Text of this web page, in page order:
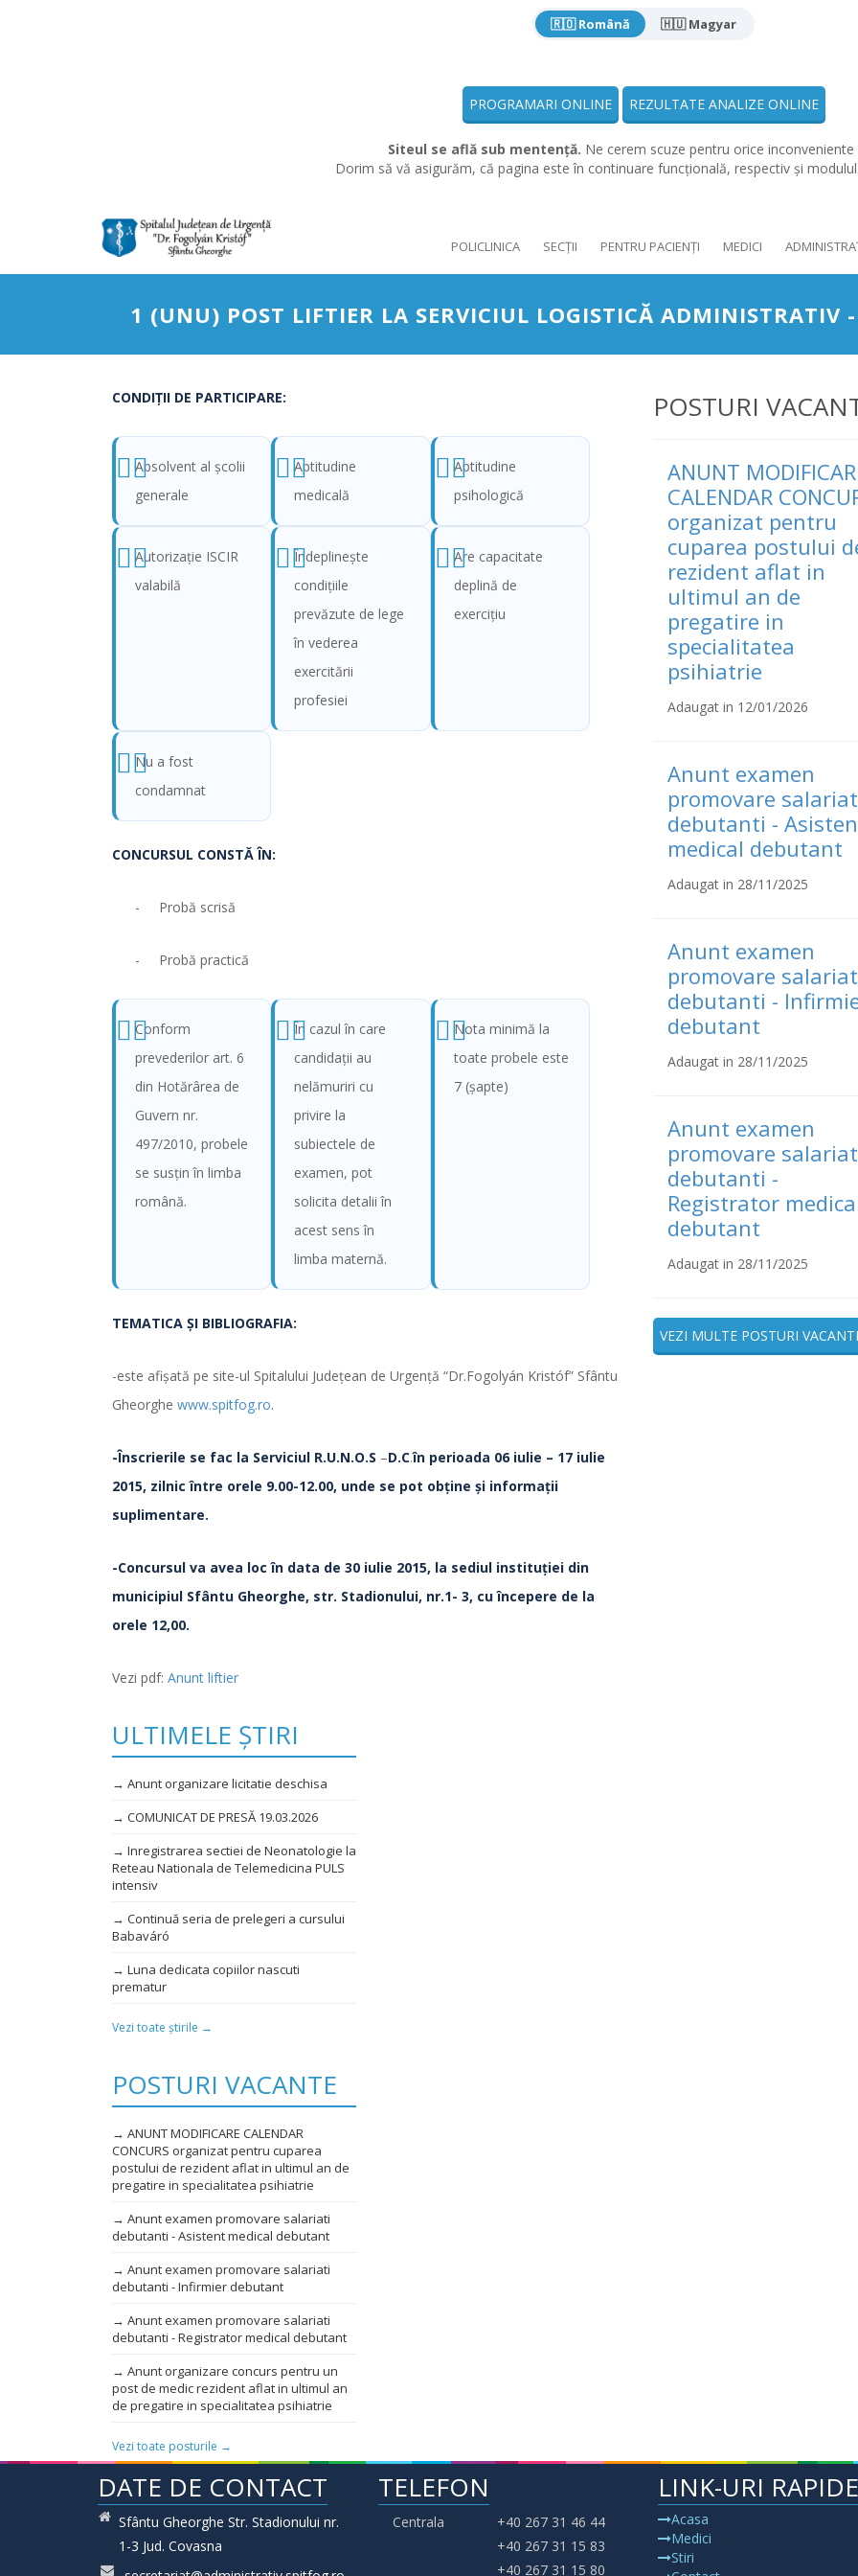
🇷🇴 Română 🇭🇺 Magyar
PROGRAMARI ONLINE REZULTATE ANALIZE ONLINE
Siteul se află sub mentență. Ne cerem scuze pentru orice inconveniente
Dorim să vă asigurăm, că pagina este în continuare funcțională, respectiv și
POLICLINICA SECȚII PENTRU PACIENȚI MEDICI
1 (UNU) POST LIFTIER LA SERVICIUL LOGISTICĂ ADMINISTRATIV
CONDIŢII DE PARTICIPARE:
Absolvent al şcolii
generale
Aptitudine
medicală
Aptitudine
psihologică
Autorizație ISCIR
valabilă
Îndeplineşte
condiţiile
prevăzute de lege
în vederea
exercitării
profesiei
Are capacitate
deplină de
exerciţiu
Nu a fost
condamnat
CONCURSUL CONSTĂ ÎN:
- Probă scrisă
- Probă practică
Conform
prevederilor art. 6
din Hotărârea de
Guvern nr.
497/2010, probele
se susţin în limba
română.
În cazul în care
candidaţii au
nelămuriri cu
privire la
subiectele de
examen, pot
solicita detalii în
acest sens în
limba maternă.
Nota minimă la
toate probele este
7 (şapte)
TEMATICA ŞI BIBLIOGRAFIA:
-este afişată pe site-ul Spitalului Judeţean de Urgenţă “Dr.Fogolyán Kristóf” Sfântu
Gheorghe www.spitfog.ro.
-Înscrierile se fac la Serviciul R.U.N.O.S –D.C.în perioada 06 iulie – 17 iulie
2015, zilnic între orele 9.00-12.00, unde se pot obţine şi informaţii
suplimentare.
-Concursul va avea loc în data de 30 iulie 2015, la sediul instituţiei din
municipiul Sfântu Gheorghe, str. Stadionului, nr.1- 3, cu începere de la
orele 12,00.
Vezi pdf: Anunt liftier
POSTURI
ANUNT
CALENDAR
organizat pentru
cuparea postului
rezident aflat in
ultimul an de
pregatire in
specialitatea
psihiatrie
Adaugat in 12/01/2026
Anunt examen
promovare
debutanti -
medical debutant
Adaugat in 28/11/2025
Anunt examen
promovare
debutanti -
debutant
Adaugat in 28/11/2025
Anunt examen
promovare
debutanti -
Registrator
debutant
Adaugat in 28/11/2025
VEZI MULTE POSTURI
ULTIMELE ȘTIRI
→ Anunt organizare licitatie deschisa
→ COMUNICAT DE PRESĂ 19.03.2026
→ Inregistrarea sectiei de Neonatologie la
Reteau Nationala de Telemedicina PULS
intensiv
→ Continuă seria de prelegeri a cursului
Babaváró
→ Luna dedicata copiilor nascuti
prematur
Vezi toate știrile →
POSTURI VACANTE
→ ANUNT MODIFICARE CALENDAR
CONCURS organizat pentru cuparea
postului de rezident aflat in ultimul an de
pregatire in specialitatea psihiatrie
→ Anunt examen promovare salariati
debutanti - Asistent medical debutant
→ Anunt examen promovare salariati
debutanti - Infirmier debutant
→ Anunt examen promovare salariati
debutanti - Registrator medical debutant
→ Anunt organizare concurs pentru un
post de medic rezident aflat in ultimul an
de pregatire in specialitatea psihiatrie
Vezi toate posturile →
DATE DE CONTACT
Sfântu Gheorghe Str. Stadionului nr.
1-3 Jud. Covasna
TELEFON
Centrala
+40 267 31 46 44
+40 267 31 15 83
+40 267 31 15 80
LINK-URI RAPIDE
Acasa
Medici
Stiri